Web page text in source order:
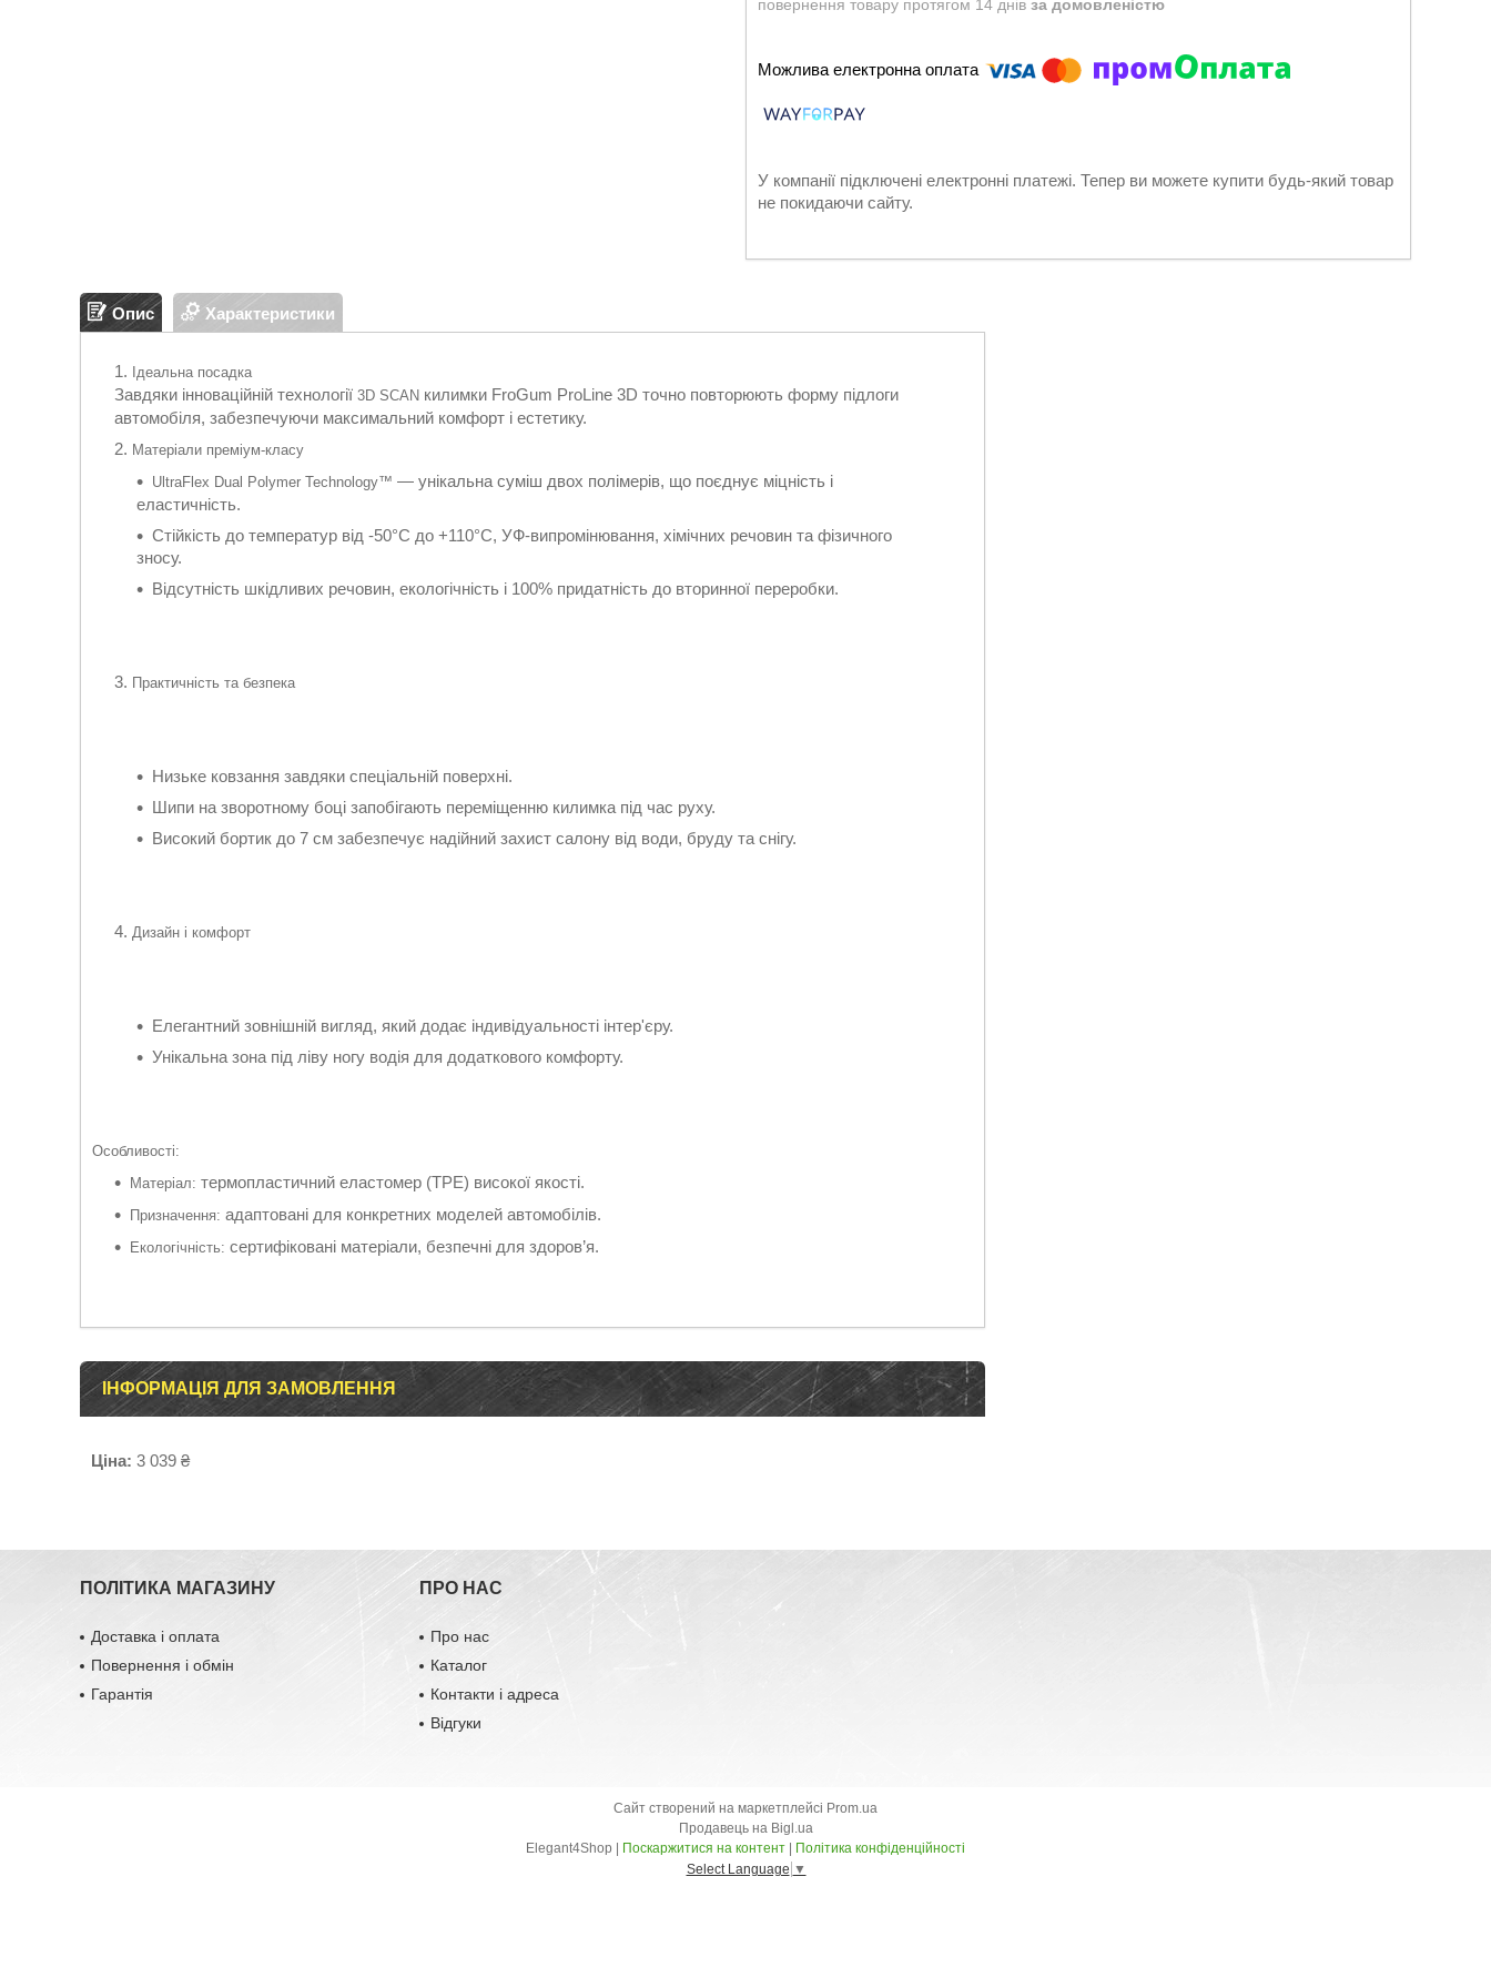
повернення товару протягом 14 днів за домовленістю
У компанії підключені електронні платежі. Тепер ви можете купити будь-який товар
не покидаючи сайту.
Опис Характеристики
Ідеальна посадка
Завдяки інноваційній технології 3D SCAN килимки FroGum ProLine 3D точно повторюють форму підлоги
автомобіля, забезпечуючи максимальний комфорт і естетику.
Матеріали преміум-класу
UltraFlex Dual Polymer Technology™ — унікальна суміш двох полімерів, що поєднує міцність і
еластичність.
Стійкість до температур від -50°С до +110°С, УФ-випромінювання, хімічних речовин та фізичного
зносу.
Відсутність шкідливих речовин, екологічність і 100% придатність до вторинної переробки.
Практичність та безпека
Низьке ковзання завдяки спеціальній поверхні.
Шипи на зворотному боці запобігають переміщенню килимка під час руху.
Високий бортик до 7 см забезпечує надійний захист салону від води, бруду та снігу.
Дизайн і комфорт
Елегантний зовнішній вигляд, який додає індивідуальності інтер'єру.
Унікальна зона під ліву ногу водія для додаткового комфорту.
Особливості:
Матеріал: термопластичний еластомер (TPE) високої якості.
Призначення: адаптовані для конкретних моделей автомобілів.
Екологічність: сертифіковані матеріали, безпечні для здоров’я.
ІНФОРМАЦІЯ ДЛЯ ЗАМОВЛЕННЯ
Ціна: 3 039 ₴
ПОЛІТИКА МАГАЗИНУ
Доставка і оплата
Повернення і обмін
Гарантія
ПРО НАС
Про нас
Каталог
Контакти і адреса
Відгуки
Сайт створений на маркетплейсі Prom.ua
Продавець на Bigl.ua
Поскаржитися на контент
Політика конфіденційності
Select Language ▼